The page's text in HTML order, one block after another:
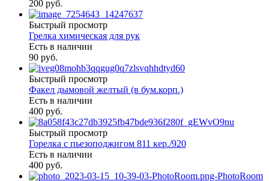
200 руб.
Быстрый просмотр
Грелка химическая для рук
Есть в наличии
90 руб.
Быстрый просмотр
Факел дымовой желтый (в бум.корп.)
Есть в наличии
400 руб.
Быстрый просмотр
Горелка с пьезоподжигом 811 кер./920
Есть в наличии
400 руб.